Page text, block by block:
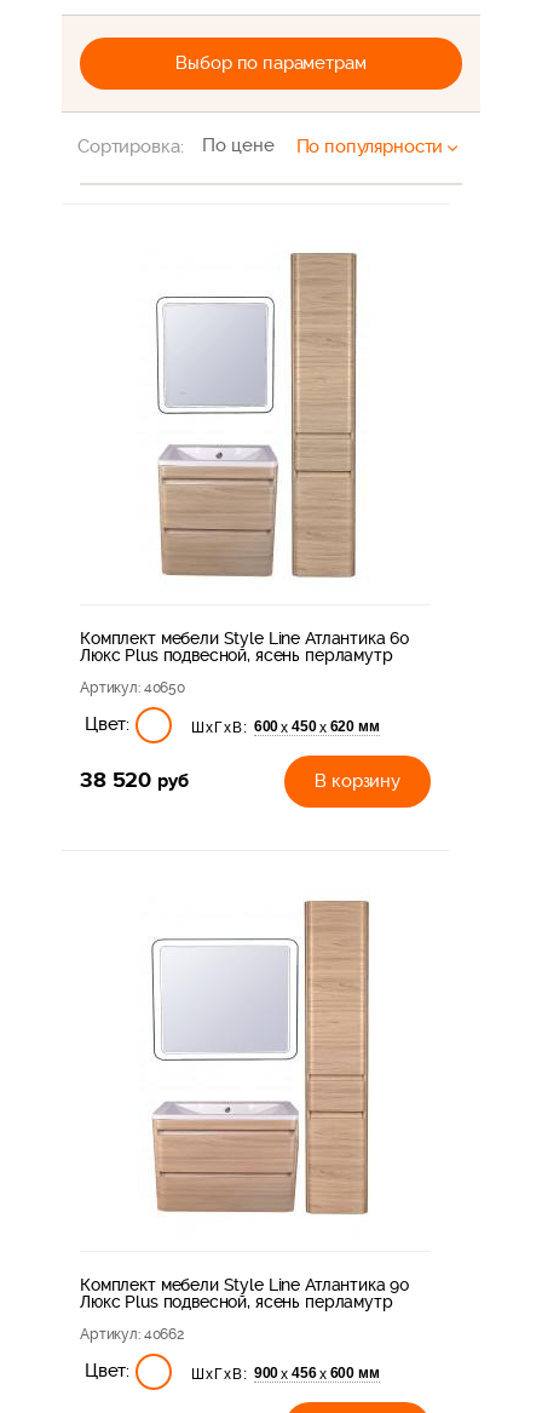
Выбор по параметрам
Сортировка: По цене По популярности
Комплект мебели Style Line Атлантика 60
Люкс Plus подвесной, ясень перламутр
Артикул: 40650
Цвет: ШхГхВ: 600х 450х 620 мм
38 520 руб В корзину
Комплект мебели Style Line Атлантика 90
Люкс Plus подвесной, ясень перламутр
Артикул: 40662
Цвет: ШхГхВ: 900х 456х 600 мм